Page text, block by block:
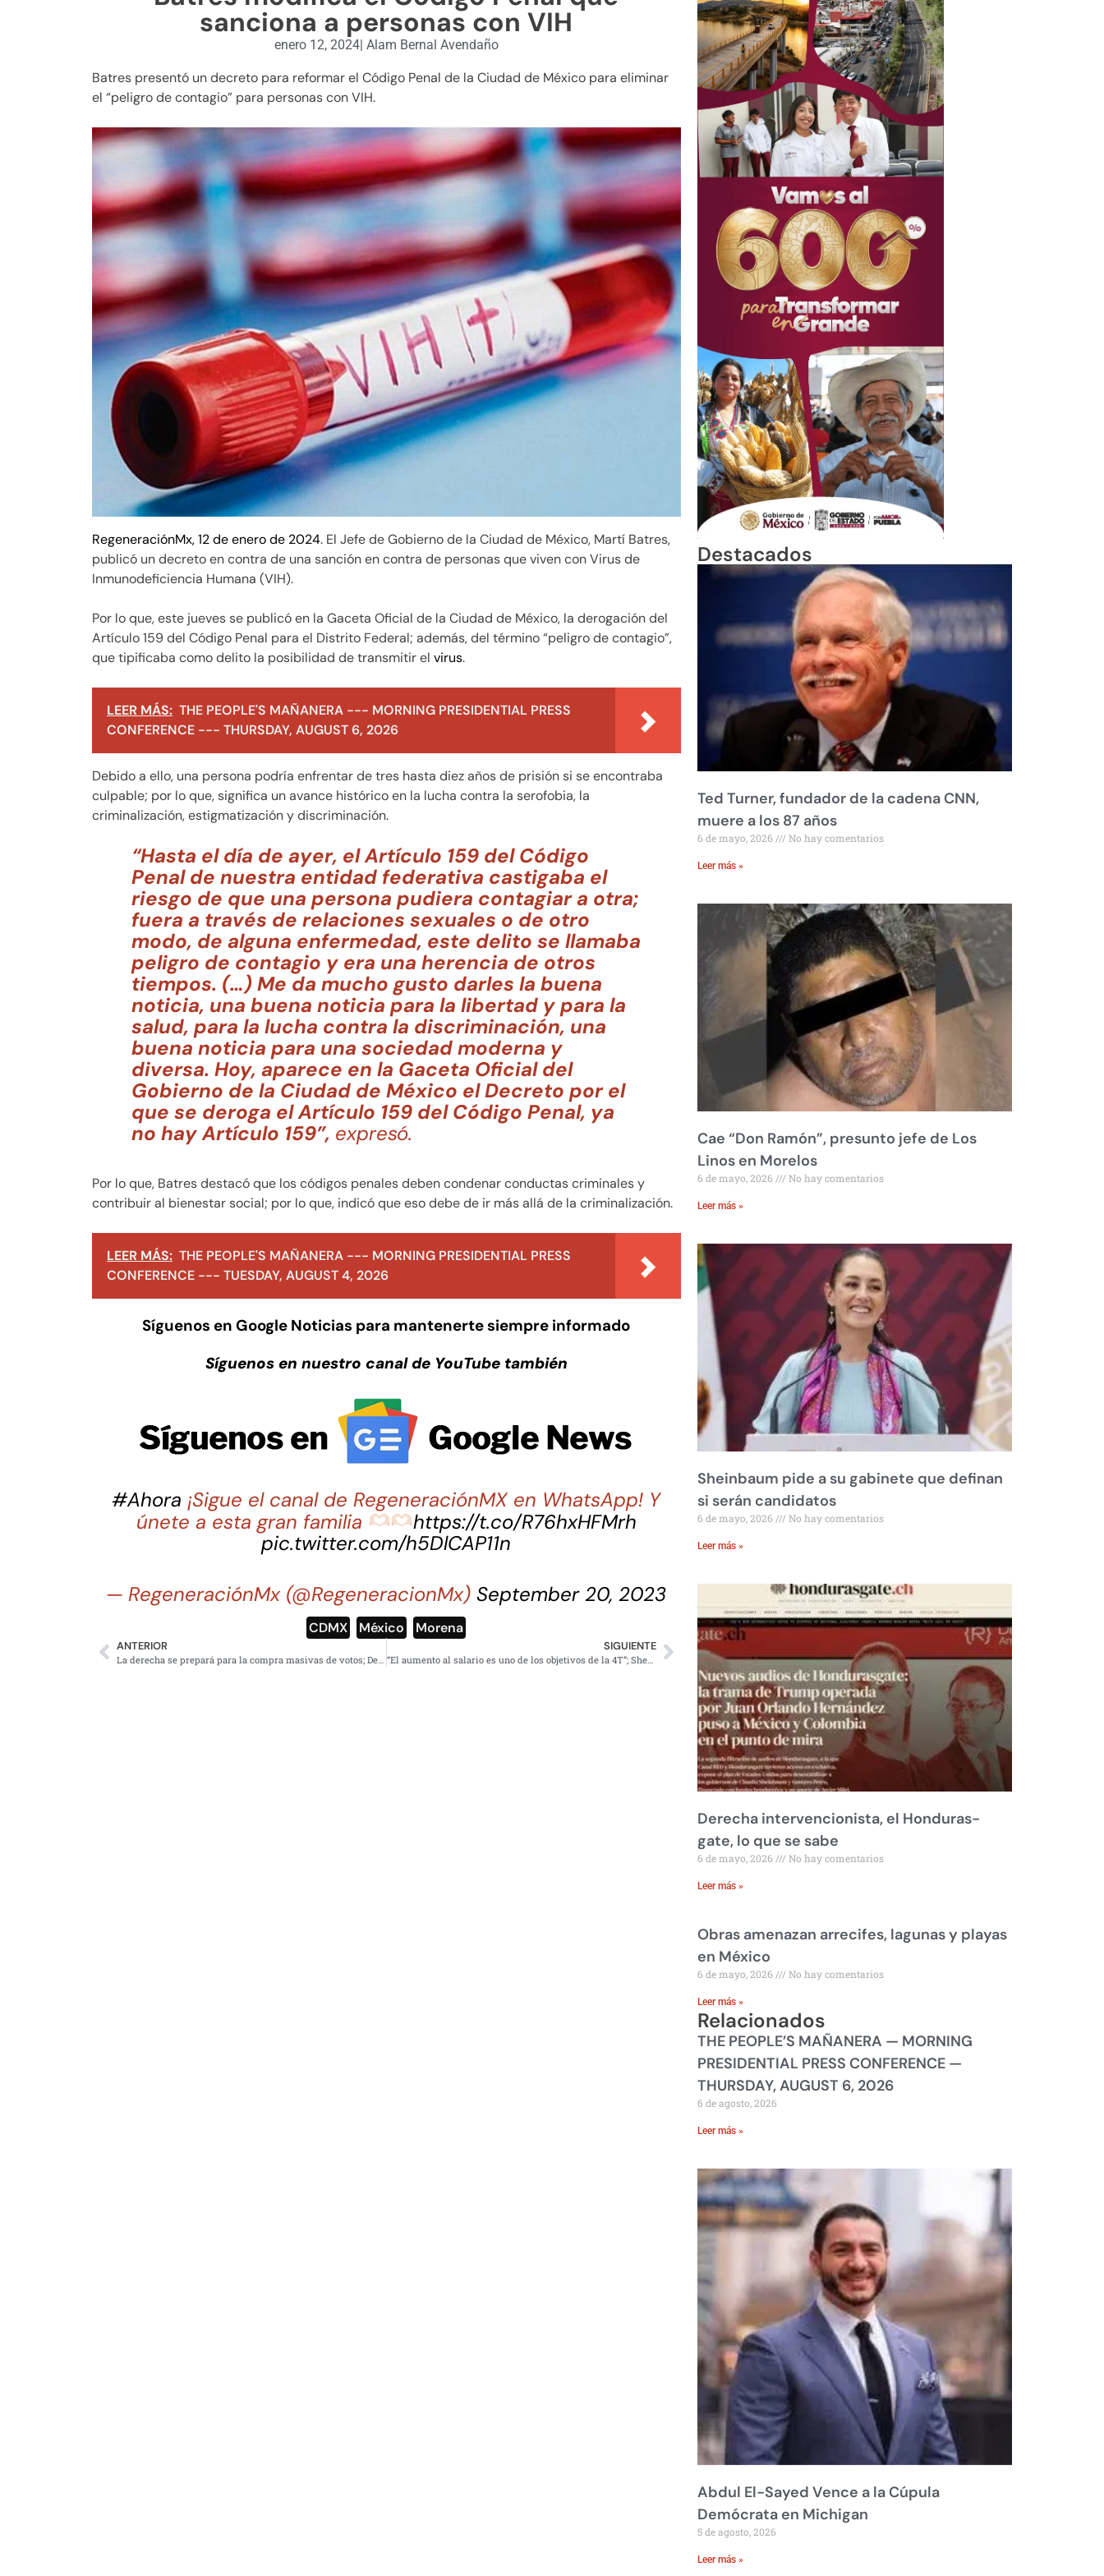
sanciona a personas con VIH
enero 12, 2024| Alam Bernal Avendaño
Batres presentó un decreto para reformar el Código Penal de la Ciudad de México para eliminar
el “peligro de contagio” para personas con VIH.
RegeneraciónMx, 12 de enero de 2024. El Jefe de Gobierno de la Ciudad de México, Martí Batres,
publicó un decreto en contra de una sanción en contra de personas que viven con Virus de
Inmunodeficiencia Humana (VIH).
Por lo que, este jueves se publicó en la Gaceta Oficial de la Ciudad de México, la derogación del
Artículo 159 del Código Penal para el Distrito Federal; además, del término “peligro de contagio”,
que tipificaba como delito la posibilidad de transmitir el virus.
LEER MÁS: THE PEOPLE'S MAÑANERA --- MORNING PRESIDENTIAL PRESS
CONFERENCE --- THURSDAY, AUGUST 6, 2026
Debido a ello, una persona podría enfrentar de tres hasta diez años de prisión si se encontraba
culpable; por lo que, significa un avance histórico en la lucha contra la serofobia, la
criminalización, estigmatización y discriminación.
“Hasta el día de ayer, el Artículo 159 del Código
Penal de nuestra entidad federativa castigaba el
riesgo de que una persona pudiera contagiar a otra;
fuera a través de relaciones sexuales o de otro
modo, de alguna enfermedad, este delito se llamaba
peligro de contagio y era una herencia de otros
tiempos. (…) Me da mucho gusto darles la buena
noticia, una buena noticia para la libertad y para la
salud, para la lucha contra la discriminación, una
buena noticia para una sociedad moderna y
diversa. Hoy, aparece en la Gaceta Oficial del
Gobierno de la Ciudad de México el Decreto por el
que se deroga el Artículo 159 del Código Penal, ya
no hay Artículo 159”, expresó.
Por lo que, Batres destacó que los códigos penales deben condenar conductas criminales y
contribuir al bienestar social; por lo que, indicó que eso debe de ir más allá de la criminalización.
LEER MÁS: THE PEOPLE'S MAÑANERA --- MORNING PRESIDENTIAL PRESS
CONFERENCE --- TUESDAY, AUGUST 4, 2026
Síguenos en Google Noticias para mantenerte siempre informado
Síguenos en nuestro canal de YouTube también
#Ahora ¡Sigue el canal de RegeneraciónMX en WhatsApp! Y
únete a esta gran familia
https://t.co/R76hxHFMrh
pic.twitter.com/h5DlCAP11n
— RegeneraciónMx (@RegeneracionMx)September 20, 2023
CDMX México Morena
ANTERIOR SIGUIENTE
“El aumento al salario es uno de los objetivos de la 4T”; Sheinbaum se reúne con empresarios
Destacados
Ted Turner, fundador de la cadena CNN,
muere a los 87 años
6 de mayo, 2026 No hay comentarios
Leer más »
Cae “Don Ramón”, presunto jefe de Los
Linos en Morelos
6 de mayo, 2026 No hay comentarios
Leer más »
Sheinbaum pide a su gabinete que definan
si serán candidatos
6 de mayo, 2026 No hay comentarios
Leer más »
Derecha intervencionista, el Honduras-
gate, lo que se sabe
6 de mayo, 2026 No hay comentarios
Leer más »
Obras amenazan arrecifes, lagunas y playas
en México
6 de mayo, 2026 No hay comentarios
Leer más »
Relacionados
THE PEOPLE’S MAÑANERA — MORNING
PRESIDENTIAL PRESS CONFERENCE —
THURSDAY, AUGUST 6, 2026
6 de agosto, 2026
Leer más »
Abdul El-Sayed Vence a la Cúpula
Demócrata en Michigan
5 de agosto, 2026
Leer más »